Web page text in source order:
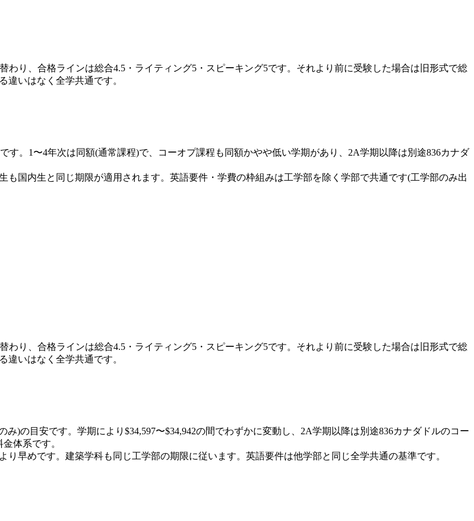
わり、合格ラインは総合4.5・ライティング5・スピーキング5です。それより前に受験した場合は旧形式で総
違いはなく全学共通です。
す。1〜4年次は同額(通常課程)で、コーオプ課程も同額かやや低い学期があり、2A学期以降は別途836カナダ
も国内生と同じ期限が適用されます。英語要件・学費の枠組みは工学部を除く学部で共通です(工学部のみ出
わり、合格ラインは総合4.5・ライティング5・スピーキング5です。それより前に受験した場合は旧形式で総
違いはなく全学共通です。
)の目安です。学期により$34,597〜$34,942の間でわずかに変動し、2A学期以降は別途836カナダドルのコー
体系です。
り早めです。建築学科も同じ工学部の期限に従います。英語要件は他学部と同じ全学共通の基準です。